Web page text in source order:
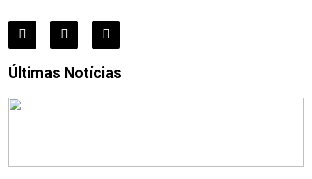
Últimas Notícias